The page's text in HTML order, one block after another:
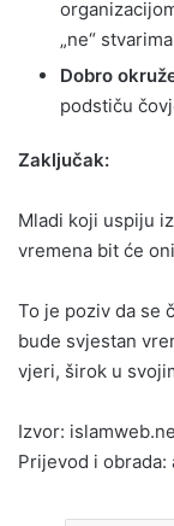
„ne“
Dobro
podstiču
Zaključak:
Mladi koji uspiju
vremena bit će
To je poziv da se
bude svjestan
vjeri, širok u
Izvor:
Prijevod i obrada: